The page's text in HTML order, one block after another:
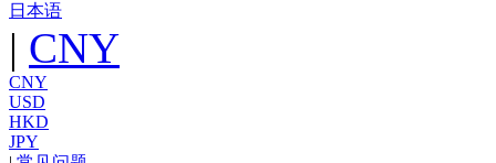
日本语
| CNY
CNY
USD
HKD
JPY